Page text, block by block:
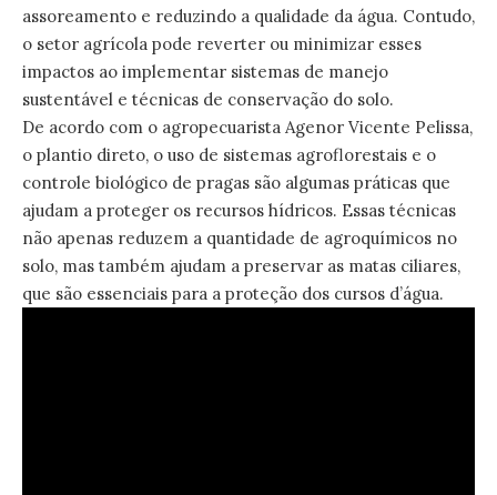
assoreamento e reduzindo a qualidade da água. Contudo,
o setor agrícola pode reverter ou minimizar esses
impactos ao implementar sistemas de manejo
sustentável e técnicas de conservação do solo.
De acordo com o agropecuarista Agenor Vicente Pelissa,
o plantio direto, o uso de sistemas agroflorestais e o
controle biológico de pragas são algumas práticas que
ajudam a proteger os recursos hídricos. Essas técnicas
não apenas reduzem a quantidade de agroquímicos no
solo, mas também ajudam a preservar as matas ciliares,
que são essenciais para a proteção dos cursos d’água.